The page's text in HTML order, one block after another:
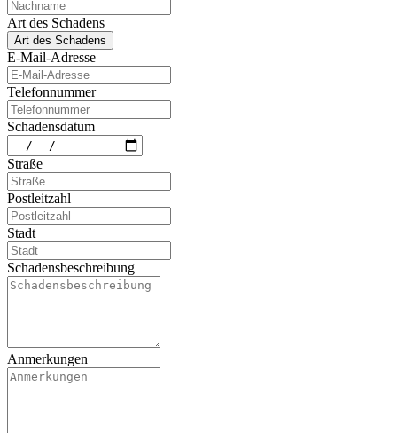
Art des Schadens
Art des Schadens
E-Mail-Adresse
Telefonnummer
Schadensdatum
Straße
Postleitzahl
Stadt
Schadensbeschreibung
Anmerkungen